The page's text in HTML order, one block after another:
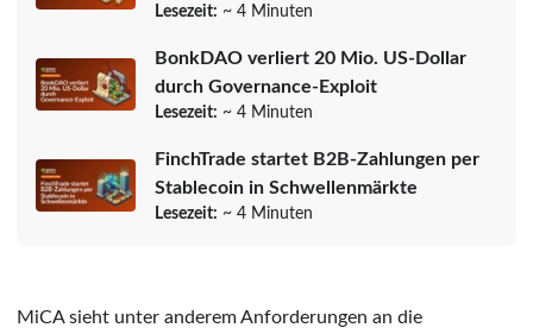
Lesezeit: ~ 4 Minuten
BonkDAO verliert 20 Mio. US-Dollar
durch Governance-Exploit
Lesezeit: ~ 4 Minuten
FinchTrade startet B2B-Zahlungen per
Stablecoin in Schwellenmärkte
Lesezeit: ~ 4 Minuten
MiCA sieht unter anderem Anforderungen an die